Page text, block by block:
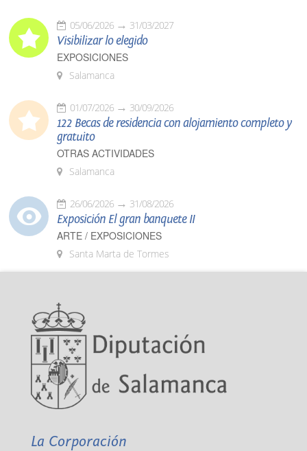
05/06/2026 31/03/2027
Visibilizar lo elegido
EXPOSICIONES
Salamanca
01/07/2026 30/09/2026
122 Becas de residencia con alojamiento completo y
gratuito
OTRAS ACTIVIDADES
Salamanca
26/06/2026 31/08/2026
Exposición El gran banquete II
ARTE / EXPOSICIONES
Santa Marta de Tormes
La Corporación